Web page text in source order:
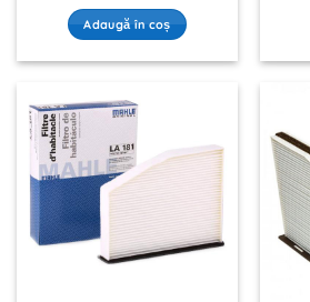
Adaugă în coș